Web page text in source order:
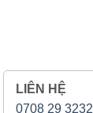
LIÊN HỆ
0708 29 3232